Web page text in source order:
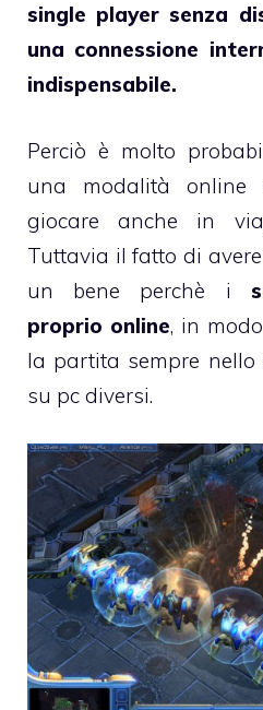
single player senza
una connessione
indispensabile.
Perciò è molto
una modalità
giocare anche in
Tuttavia il fatto di
un bene perchè i
proprio online, in
la partita sempre nello
su pc diversi.